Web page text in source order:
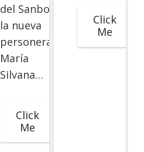
del Sanboni,
la nueva
personera es
María
Silvana…
Click
Me
Click
Me